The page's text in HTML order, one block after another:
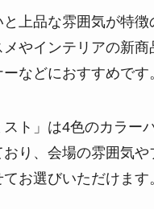
上品な雰囲気が特徴
やインテリアの新商
などにおすすめです
スト」は4色のカラー
おり、会場の雰囲気や
お選びいただけます